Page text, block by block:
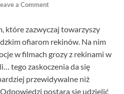
a Comment
które zazwyczaj towarzyszy
ofiarom rekinów. Na nim
w filmach grozy z rekinami w
tego zaskoczenia da się
przewidywalne niż
postara się udzielić